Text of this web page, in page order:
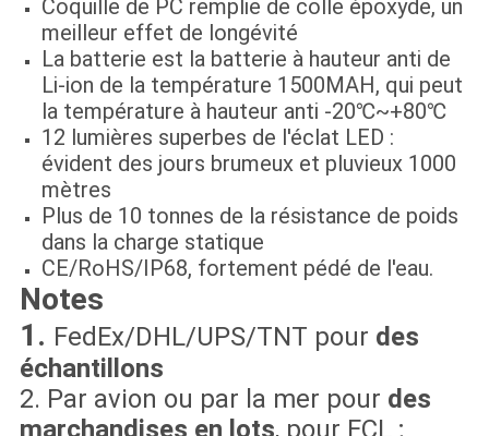
Coquille de PC remplie de colle époxyde, un
meilleur effet de longévité
La batterie est la batterie à hauteur anti de
Li-ion de la température 1500MAH, qui peut
la température à hauteur anti -20℃~+80℃
12 lumières superbes de l'éclat LED :
évident des jours brumeux et pluvieux 1000
mètres
Plus de 10 tonnes de la résistance de poids
dans la charge statique
CE/RoHS/IP68, fortement pédé de l'eau.
Notes
1. FedEx/DHL/UPS/TNT pour des
échantillons
2. Par avion ou par la mer pour des